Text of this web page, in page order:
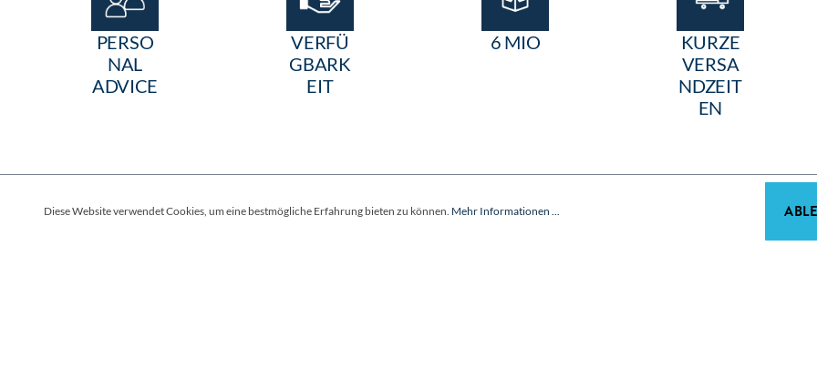
PERSO
NAL
ADVICE
VERFÜ
GBARK
EIT
6 MIO
KURZE
VERSA
NDZEIT
EN
Wir sind Partner der Fachbetriebe, Architekten und Planer.
Diese Website verwendet Cookies, um eine bestmögliche Erfahrung bieten zu können. Mehr Informationen ...